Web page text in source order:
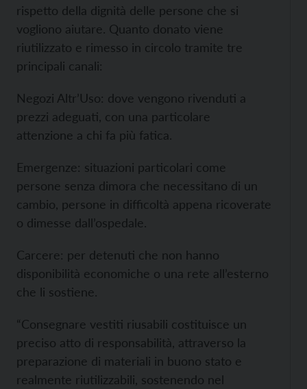
rispetto della dignità delle persone che si
vogliono aiutare. Quanto donato viene
riutilizzato e rimesso in circolo tramite tre
principali canali:
Negozi Altr’Uso: dove vengono rivenduti a
prezzi adeguati, con una particolare
attenzione a chi fa più fatica.
Emergenze: situazioni particolari come
persone senza dimora che necessitano di un
cambio, persone in difficoltà appena ricoverate
o dimesse dall’ospedale.
Carcere: per detenuti che non hanno
disponibilità economiche o una rete all’esterno
che li sostiene.
“Consegnare vestiti riusabili costituisce un
preciso atto di responsabilità, attraverso la
preparazione di materiali in buono stato e
realmente riutilizzabili, sostenendo nel